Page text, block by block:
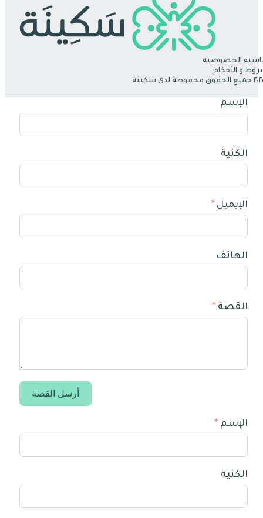
الخصوصية
و الأحكام
الإسم
الكنية
الإيميل
الهاتف
القصة
أرسل القصة
الإسم
الكنية